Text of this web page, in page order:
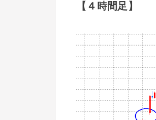
【４時間足】